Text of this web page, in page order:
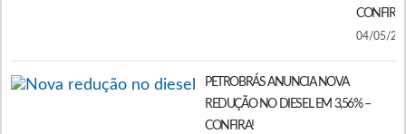
CONFIRA!
04/05/
PETROBRÁS ANUNCIA NOVA
REDUÇÃO NO DIESEL EM 3,56% –
CONFIRA!